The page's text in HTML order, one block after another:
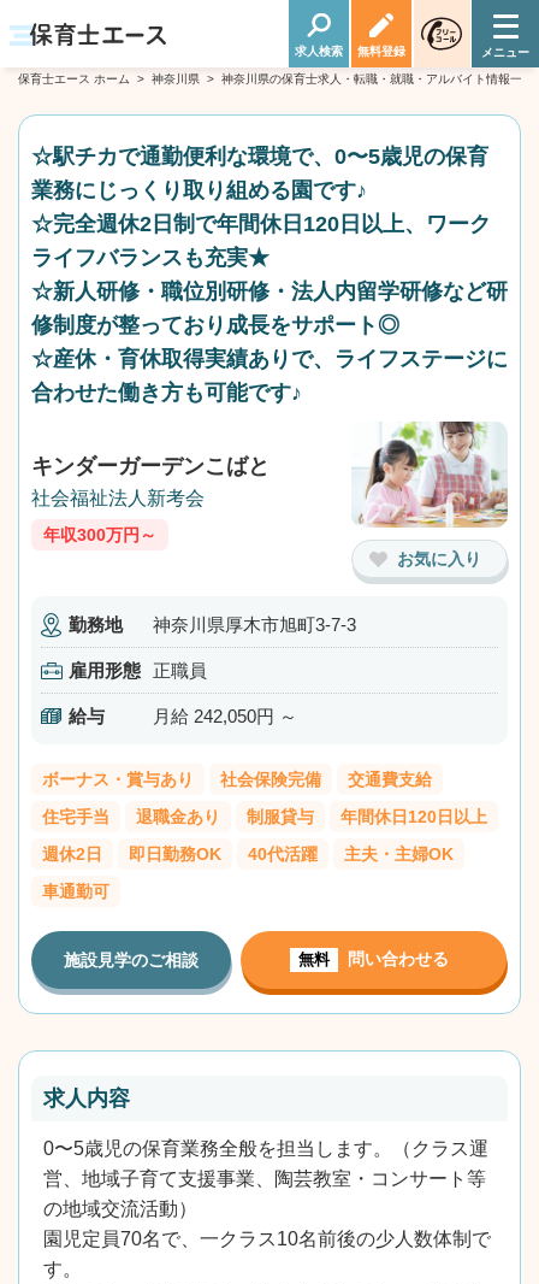
求人検索 無料登録
保育士エース ホーム > 神奈川県 > 神奈川県の保育士求人・転職・就職・アルバイト情報一覧
☆駅チカで通勤便利な環境で、0〜5歳児の保育
業務にじっくり取り組める園です♪
☆完全週休2日制で年間休日120日以上、ワーク
ライフバランスも充実★
☆新人研修・職位別研修・法人内留学研修など研
修制度が整っており成長をサポート◎
☆産休・育休取得実績ありで、ライフステージに
合わせた働き方も可能です♪
お気に入り
キンダーガーデンこばと
社会福祉法人新考会
年収300万円～
勤務地 神奈川県厚木市旭町3-7-3
雇用形態 正職員
給与 月給 242,050円 ～
ボーナス・賞与あり 社会保険完備
交通費支給
住宅手当
退職金あり 制服貸与
年間休日120日以上
週休2日
即日勤務OK 40代活躍
主夫・主婦OK
車通勤可
施設見学のご相談 無料 問い合わせる
求人内容
0〜5歳児の保育業務全般を担当します。（クラス運
営、地域子育て支援事業、陶芸教室・コンサート等
の地域交流活動）
園児定員70名で、一クラス10名前後の少人数体制で
す。